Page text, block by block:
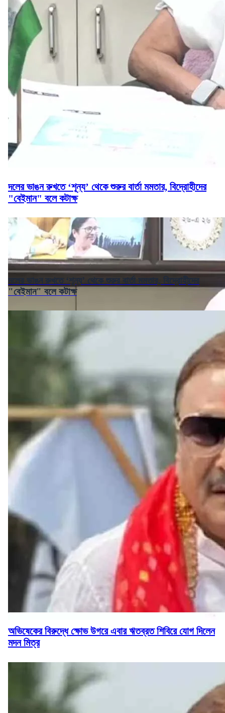
দলের ভাঙন রুখতে ‘শূন্য’ থেকে শুরুর বার্তা মমতার, বিদ্রোহীদের
"বেইমান" বলে কটাক্ষ
দলের ভাঙন রুখতে ‘শূন্য’ থেকে শুরুর বার্তা মমতার, বিদ্রোহীদের
"বেইমান" বলে কটাক্ষ
অভিষেকের বিরুদ্ধে ক্ষোভ উগরে এবার ঋতব্রত শিবিরে যোগ দিলেন
মদন মিত্র